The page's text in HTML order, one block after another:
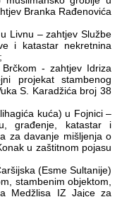
Branka Rađenovića
Livnu – zahtjev Službe
i katastar nekretnina
- zahtjev Idriza
projekat stambenog
S. Karadžića broj 38
kuća) u Fojnici –
građenje, katastar i
za davanje mišljenja o
u zaštitnom pojasu
(Esme Sultanije)
stambenim objektom,
Medžlisa IZ Jajce za